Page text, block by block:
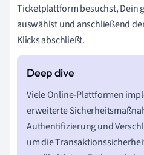
Ticketplattform besuchst, Dein
auswählst und anschließend
Klicks abschließt.
Viele Online-Plattformen
erweiterte
Authentifizierung und
um die